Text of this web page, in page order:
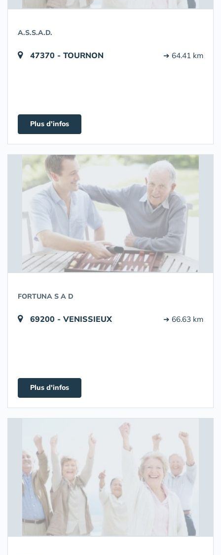
A.S.S.A.D.
47370 - TOURNON ➔ 64.41 km
Plus d'infos
FORTUNA S A D
69200 - VENISSIEUX ➔ 66.63 km
Plus d'infos